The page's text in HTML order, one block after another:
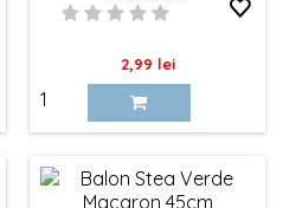
Pret
2,99 lei